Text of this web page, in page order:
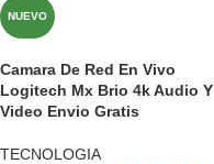
NUEVO
Camara De Red En Vivo
Logitech Mx Brio 4k Audio Y
Video Envio Gratis
TECNOLOGIA